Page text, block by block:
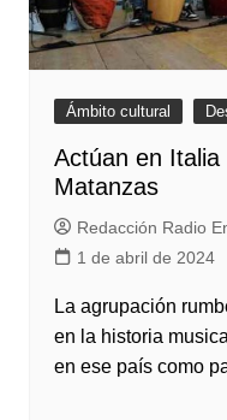
Ámbito cultural
Actúan en
Matanzas
Redacción Radio
1 de abril de 2024
La agrupación
en la historia
en ese país como